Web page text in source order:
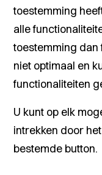
toestemming
alle
toestemming
niet optimaal en
functionaliteiten
U kunt op elk
intrekken door
bestemde button.